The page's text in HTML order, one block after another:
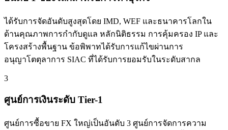
ได้รับการจัดอันดับสูงสุดโดย IMD, WEF และธนาคารโลกใน
ด้านคุณภาพการกำกับดูแล หลักนิติธรรม การคุ้มครอง IP และ
โครงสร้างพื้นฐาน ข้อพิพาทได้รับการแก้ไขผ่านการ
อนุญาโตตุลาการ SIAC ที่ได้รับการยอมรับในระดับสากล
3
ศูนย์การเงินระดับ Tier-1
ศูนย์การซื้อขาย FX ใหญ่เป็นอันดับ 3 ศูนย์การจัดการความ